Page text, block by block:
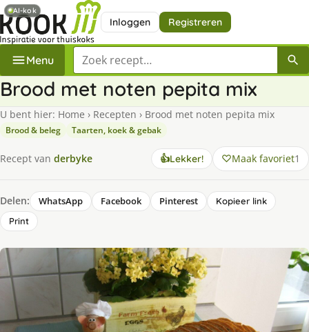
Inloggen Registreren
Menu Zoek een recept
Brood met noten pepita mix
U bent hier: Home › Recepten › Brood met noten pepita mix
Brood & beleg Taarten, koek & gebak
Recept van derbyke 👍Lekker! Maak favoriet1
Delen: WhatsApp Facebook Pinterest
Kopieer link
Print
AI-kok